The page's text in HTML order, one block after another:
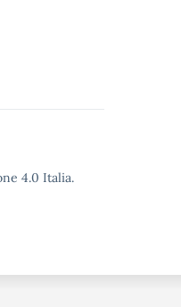
4.0 Italia.